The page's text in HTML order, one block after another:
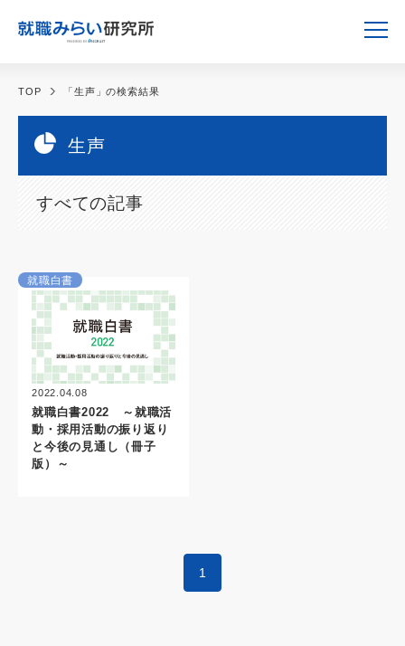
TOP 「生声」の検索結果
生声
すべての記事
就職白書
2022.04.08
就職白書2022 ～就職活
動・採用活動の振り返り
と今後の見通し（冊子
版）～
1